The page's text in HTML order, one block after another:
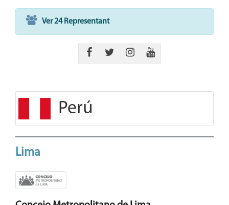
Ver 24 Representant
Perú
Lima